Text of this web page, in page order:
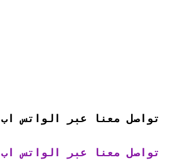
تواصل معنا عبر الواتس اب
تواصل معنا عبر الواتس اب